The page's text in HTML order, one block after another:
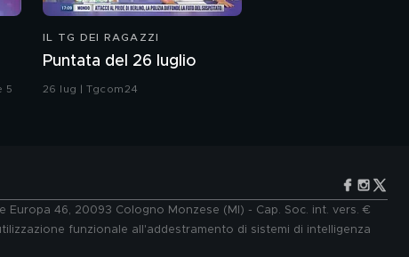
5
IL TG DEI RAGAZZI
Puntata del 26 luglio
26 lug | Tgcom24
Europa 46, 20093 Cologno Monzese (MI) - Cap. Soc. int. vers. €
funzionale all'addestramento di sistemi di intelligenza